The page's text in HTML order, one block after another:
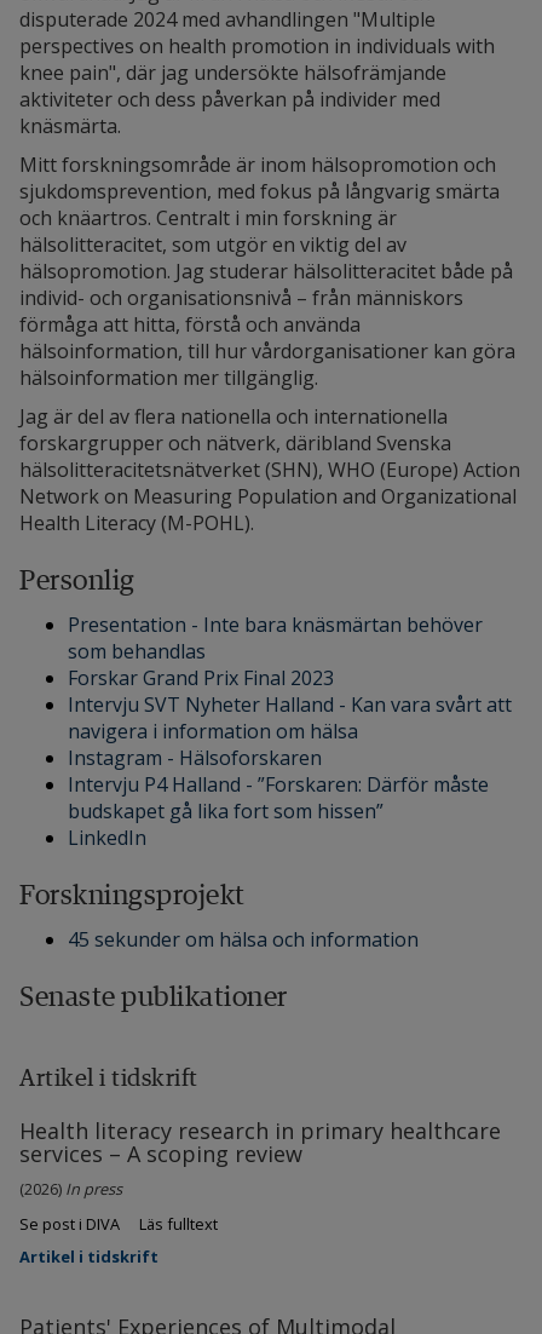
disputerade 2024 med avhandlingen "Multiple
perspectives on health promotion in individuals with
knee pain", där jag undersökte hälsofrämjande
aktiviteter och dess påverkan på individer med
knäsmärta.
Mitt forskningsområde är inom hälsopromotion och
sjukdomsprevention, med fokus på långvarig smärta
och knäartros. Centralt i min forskning är
hälsolitteracitet, som utgör en viktig del av
hälsopromotion. Jag studerar hälsolitteracitet både på
individ- och organisationsnivå – från människors
förmåga att hitta, förstå och använda
hälsoinformation, till hur vårdorganisationer kan göra
hälsoinformation mer tillgänglig.
Jag är del av flera nationella och internationella
forskargrupper och nätverk, däribland Svenska
hälsolitteracitetsnätverket (SHN), WHO (Europe) Action
Network on Measuring Population and Organizational
Health Literacy (M-POHL).
Personlig
Presentation - Inte bara knäsmärtan behöver
som behandlas
Forskar Grand Prix Final 2023
Intervju SVT Nyheter Halland - Kan vara svårt att
navigera i information om hälsa
Instagram - Hälsoforskaren
Intervju P4 Halland - ”Forskaren: Därför måste
budskapet gå lika fort som hissen”
LinkedIn
Forskningsprojekt
45 sekunder om hälsa och information
Senaste publikationer
Artikel i tidskrift
Health literacy research in primary healthcare
services – A scoping review
(2026) In press
Se post i DIVA
Läs fulltext
Artikel i tidskrift
Patients' Experiences of Multimodal